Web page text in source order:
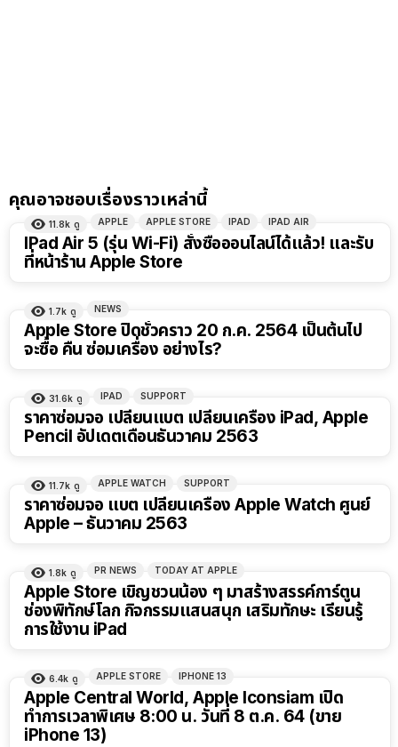
คุณอาจชอบเรื่องราวเหล่านี้
11.8k ดู APPLE APPLE STORE IPAD IPAD AIR
IPad Air 5 (รุ่น Wi-Fi) สั่งซื้อออนไลน์ได้แล้ว! และรับ
ที่หน้าร้าน Apple Store
1.7k ดู NEWS
Apple Store ปิดชั่วคราว 20 ก.ค. 2564 เป็นต้นไป
จะซื้อ คืน ซ่อมเครื่อง อย่างไร?
31.6k ดู IPAD SUPPORT
ราคาซ่อมจอ เปลี่ยนแบต เปลี่ยนเครื่อง iPad, Apple
Pencil อัปเดตเดือนธันวาคม 2563
11.7k ดู APPLE WATCH SUPPORT
ราคาซ่อมจอ แบต เปลี่ยนเครื่อง Apple Watch ศูนย์
Apple – ธันวาคม 2563
1.8k ดู PR NEWS TODAY AT APPLE
Apple Store เขิญชวนน้อง ๆ มาสร้างสรรค์การ์ตูน
ช่องพิทักษ์โลก กิจกรรมแสนสนุก เสริมทักษะ เรียนรู้
การใช้งาน iPad
6.4k ดู APPLE STORE IPHONE 13
Apple Central World, Apple Iconsiam เปิด
ทำการเวลาพิเศษ 8:00 น. วันที่ 8 ต.ค. 64 (ขาย
iPhone 13)